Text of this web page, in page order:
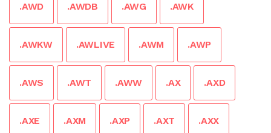
.AWD .AWDB .AWG .AWK
.AWKW .AWLIVE .AWM .AWP
.AWS .AWT .AWW .AX .AXD
.AXE .AXM .AXP .AXT .AXX